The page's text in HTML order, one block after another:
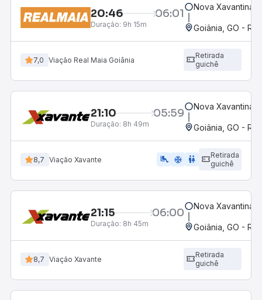
20:46 06:01
Duração: 9h 15m
Nova Xavantina,
Goiânia, GO -
7,0 Viação Real Maia Goiânia
Retirada
guichê
21:10 05:59
Duração: 8h 49m
Nova Xavantina,
Goiânia, GO -
8,7 Viação Xavante airline_seat_legroom_extra ac_unit wc
Retirada
guichê
21:15 06:00
Duração: 8h 45m
Nova Xavantina,
Goiânia, GO -
8,7 Viação Xavante
Retirada
guichê